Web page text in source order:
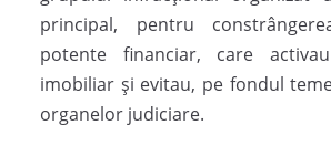
principal, pentru
potente financiar, care
imobiliar și evitau, pe fondul
organelor judiciare.